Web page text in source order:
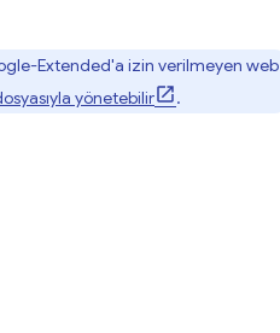
Extended'a izin verilmeyen web
yönetebilir .